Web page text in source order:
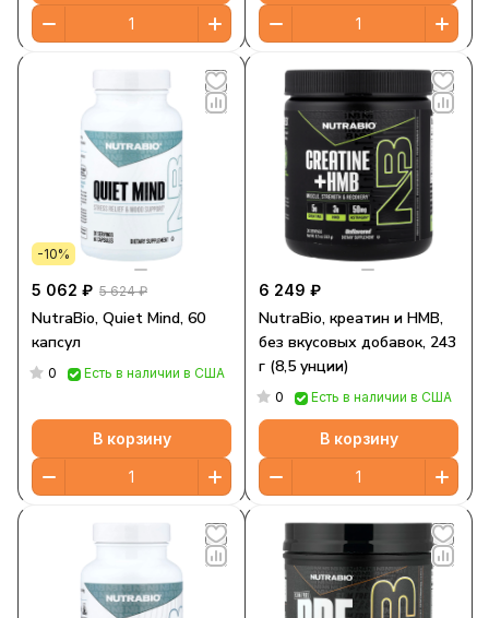
-10%
5 062 ₽ 5 624 ₽
NutraBio, Quiet Mind, 60
капсул
0 Есть в наличии в США
В корзину
6 249 ₽
NutraBio, креатин и HMB,
без вкусовых добавок, 243
г (8,5 унции)
0 Есть в наличии в США
В корзину